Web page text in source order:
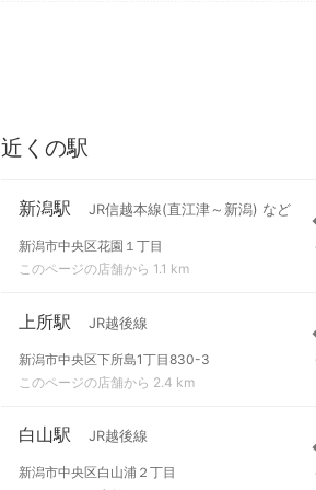
近くの駅
新潟駅 JR信越本線(直江津～新潟) など
新潟市中央区花園１丁目
このページの店舗から 1.1 km
上所駅 JR越後線
新潟市中央区下所島1丁目830-3
このページの店舗から 2.4 km
白山駅 JR越後線
新潟市中央区白山浦２丁目